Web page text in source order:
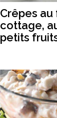
Crêpes
cottage,
petits